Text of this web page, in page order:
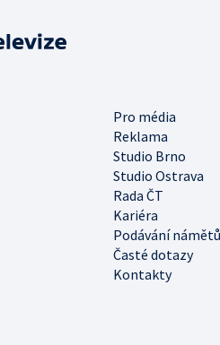
Pro média
Reklama
Studio Brno
Studio Ostrava
Rada ČT
Kariéra
Podávání námětů
Časté dotazy
Kontakty